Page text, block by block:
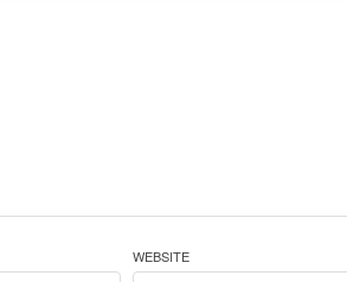
WEBSITE